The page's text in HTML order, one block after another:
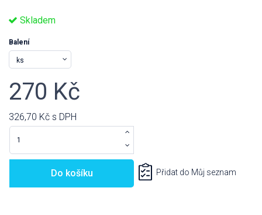
Skladem
Balení
270 Kč
326,70 Kč s DPH
Do košíku Přidat do Můj seznam